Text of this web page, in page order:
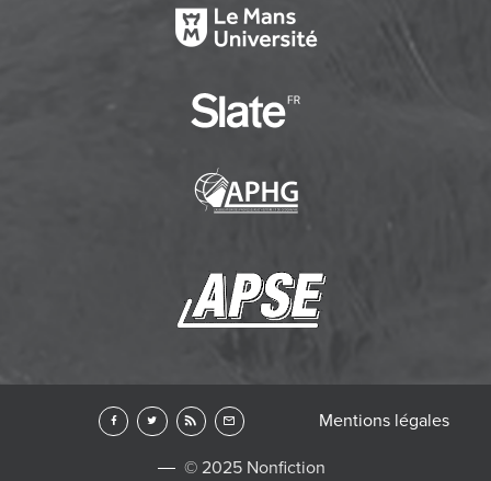
© 2025 Nonfiction
Mentions légales